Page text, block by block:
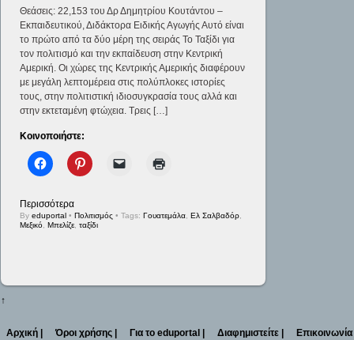
Θεάσεις: 22,153 του Δρ Δημητρίου Κουτάντου –
Εκπαιδευτικού, Διδάκτορα Ειδικής Αγωγής Αυτό είναι
το πρώτο από τα δύο μέρη της σειράς Το Ταξίδι για
τον πολιτισμό και την εκπαίδευση στην Κεντρική
Αμερική. Οι χώρες της Κεντρικής Αμερικής διαφέρουν
με μεγάλη λεπτομέρεια στις πολύπλοκες ιστορίες
τους, στην πολιτιστική ιδιοσυγκρασία τους αλλά και
στην εκτεταμένη φτώχεια. Τρεις […]
Κοινοποιήστε:
Περισσότερα
Byeduportal • Πολιτισμός • Tags: Γουατεμάλα, Ελ Σαλβαδόρ,
Μεξικό, Μπελίζε,ταξίδι
↑
Αρχική | Όροι χρήσης | Για το eduportal | Διαφημιστείτε | Επικοινωνία